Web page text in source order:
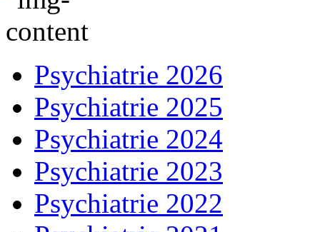
Psychiatrie 2026
Psychiatrie 2025
Psychiatrie 2024
Psychiatrie 2023
Psychiatrie 2022